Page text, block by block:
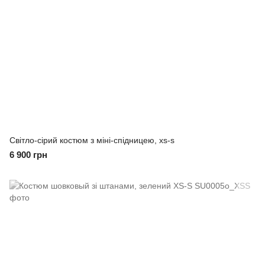
Світло-сірий костюм з міні-спідницею, xs-s
6 900 грн